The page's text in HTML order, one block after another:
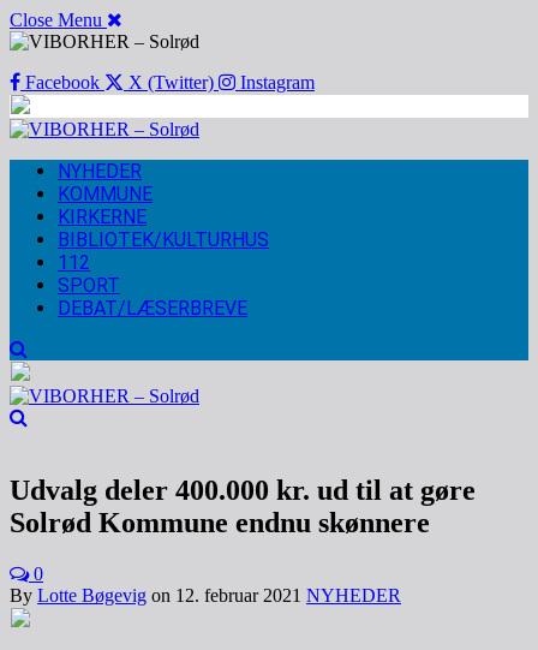
Close Menu
Facebook X (Twitter) Instagram
NYHEDER
KOMMUNE
KIRKERNE
BIBLIOTEK/KULTURHUS
112
SPORT
DEBAT/LÆSERBREVE
Udvalg deler 400.000 kr. ud til at gøre
Solrød Kommune endnu skønnere
0
By Lotte Bøgevig on 12. februar 2021 NYHEDER